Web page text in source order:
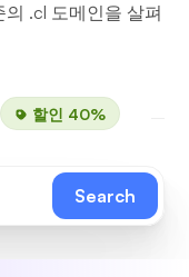
.cl 도메인을 살펴
할인 40%
Search